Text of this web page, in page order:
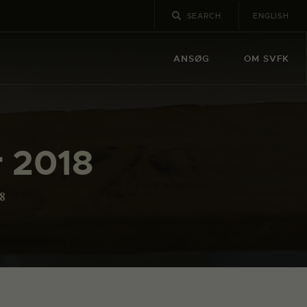
ENGLISH
ANSØG OM SVFK